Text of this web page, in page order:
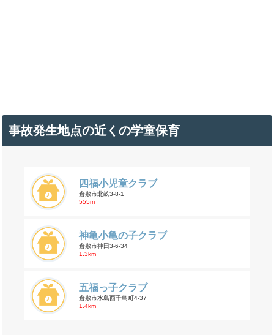
事故発生地点の近くの学童保育
四福小児童クラブ
倉敷市北畝3-8-1
555m
神亀小亀の子クラブ
倉敷市神田3-6-34
1.3km
五福っ子クラブ
倉敷市水島西千鳥町4-37
1.4km